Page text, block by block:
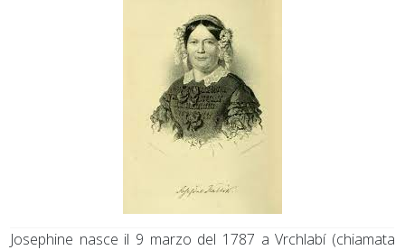
Josephine nasce il 9 marzo del 1787 a Vrchlabí (chiamata